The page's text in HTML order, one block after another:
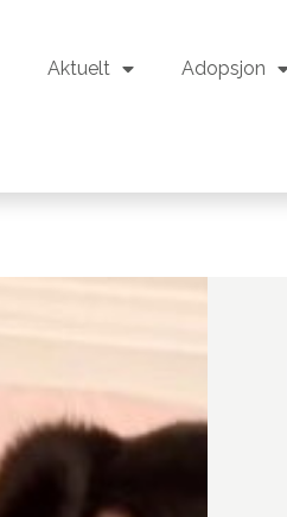
Aktuelt Adopsjon